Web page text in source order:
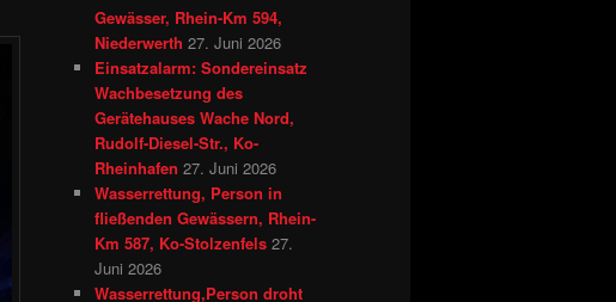
Gewässer, Rhein-Km 594,
Niederwerth 27. Juni 2026
Einsatzalarm: Sondereinsatz
Wachbesetzung des
Gerätehauses Wache Nord,
Rudolf-Diesel-Str., Ko-
Rheinhafen 27. Juni 2026
Wasserrettung, Person in
fließenden Gewässern, Rhein-
Km 587, Ko-Stolzenfels 27.
Juni 2026
Wasserrettung,Person droht